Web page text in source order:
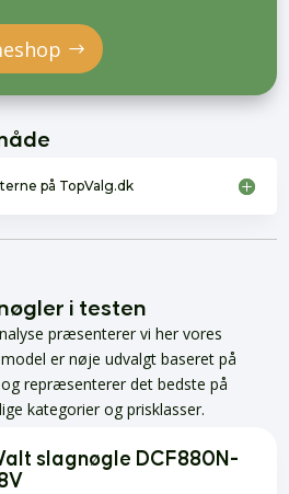
på TopValg.dk
i testen
præsenterer vi her vores
er nøje udvalgt baseret på
repræsenterer det bedste på
kategorier og prisklasser.
slagnøgle DCF880N-